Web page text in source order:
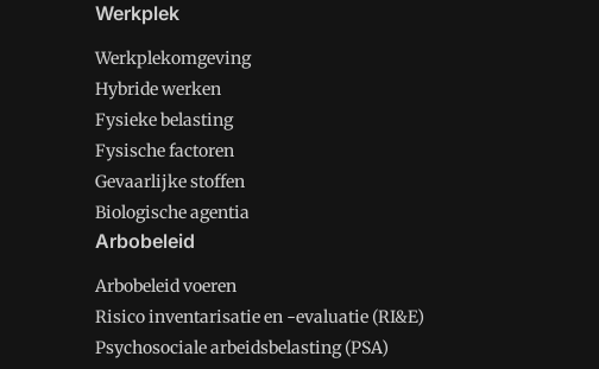
Werkplek
Werkplekomgeving
Hybride werken
Fysieke belasting
Fysische factoren
Gevaarlijke stoffen
Biologische agentia
Arbobeleid
Arbobeleid voeren
Risico inventarisatie en -evaluatie (RI&E)
Psychosociale arbeidsbelasting (PSA)